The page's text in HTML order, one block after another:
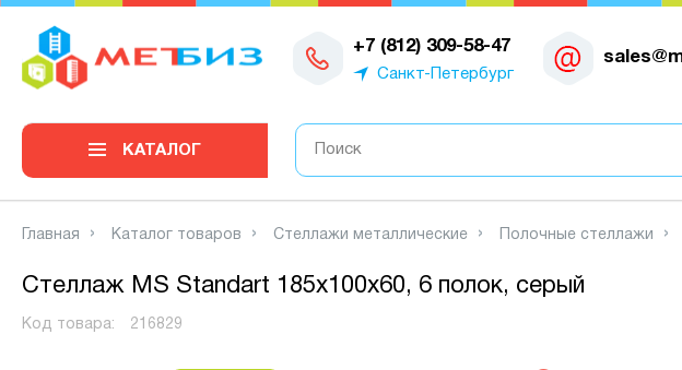
+7 (812) 309-58-47
Санкт-Петербург
0
КАТАЛОГ
Главная Каталог товаров Стеллажи металлические Полочные стеллажи
Стеллаж MS Standart 185х100х60, 6 полок, серый
Код товара: 216829